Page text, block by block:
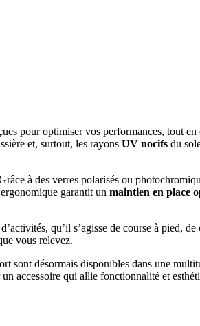
pour optimiser vos performances, tout
et, surtout, les rayons UV nocifs du
à des verres polarisés ou
garantit un maintien en place
qu’il s’agisse de course à pied,
vous relevez.
sont désormais disponibles dans une
accessoire qui allie fonctionnalité et